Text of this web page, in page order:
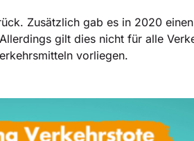
Zusätzlich gab es in 2020
gilt dies nicht für alle
vorliegen.